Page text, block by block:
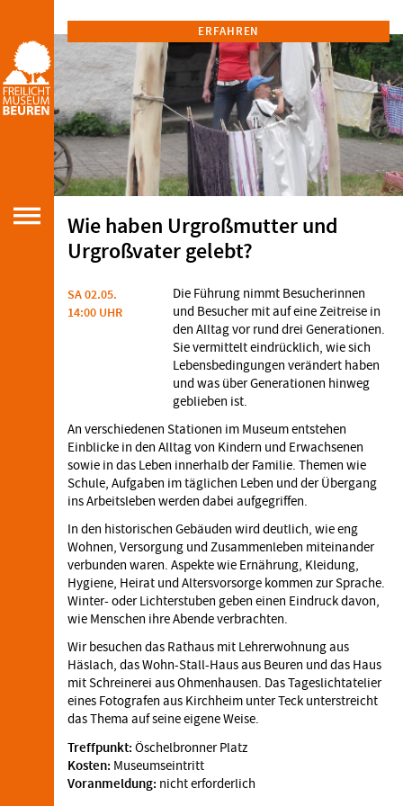
ERFAHREN
Wie haben Urgroßmutter und
Urgroßvater gelebt?
SA 02.05.
14:00 UHR
Die Führung nimmt Besucherinnen
und Besucher mit auf eine Zeitreise in
den Alltag vor rund drei Generationen.
Sie vermittelt eindrücklich, wie sich
Lebensbedingungen verändert haben
und was über Generationen hinweg
geblieben ist.
An verschiedenen Stationen im Museum entstehen
Einblicke in den Alltag von Kindern und Erwachsenen
sowie in das Leben innerhalb der Familie. Themen wie
Schule, Aufgaben im täglichen Leben und der Übergang
ins Arbeitsleben werden dabei aufgegriffen.
In den historischen Gebäuden wird deutlich, wie eng
Wohnen, Versorgung und Zusammenleben miteinander
verbunden waren. Aspekte wie Ernährung, Kleidung,
Hygiene, Heirat und Altersvorsorge kommen zur Sprache.
Winter- oder Lichterstuben geben einen Eindruck davon,
wie Menschen ihre Abende verbrachten.
Wir besuchen das Rathaus mit Lehrerwohnung aus
Häslach, das Wohn-Stall-Haus aus Beuren und das Haus
mit Schreinerei aus Ohmenhausen. Das Tageslichtatelier
eines Fotografen aus Kirchheim unter Teck unterstreicht
das Thema auf seine eigene Weise.
Treffpunkt: Öschelbronner Platz
Kosten: Museumseintritt
Voranmeldung: nicht erforderlich